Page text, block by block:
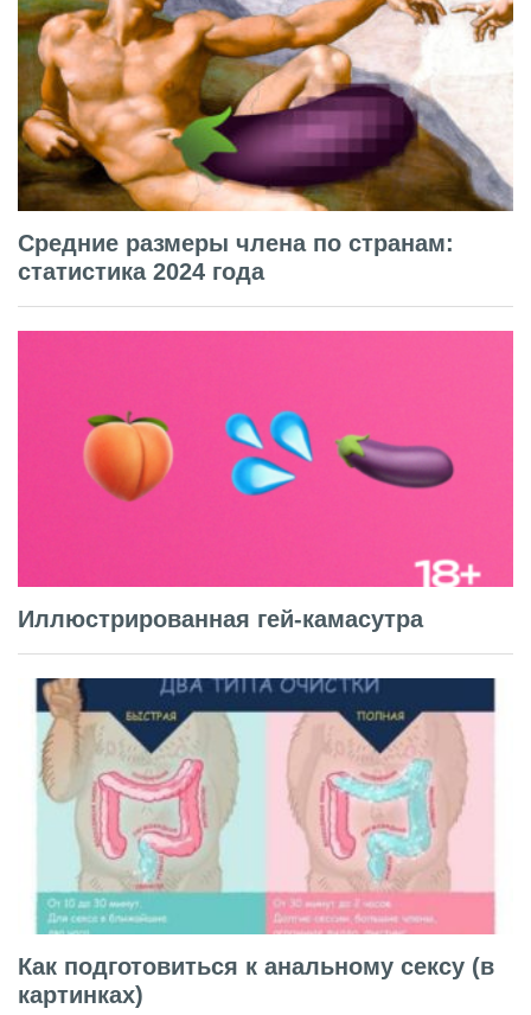
Средние размеры члена по странам:
статистика 2024 года
Иллюстрированная гей-камасутра
Как подготовиться к анальному сексу (в
картинках)